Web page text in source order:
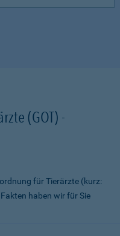
(GOT) -
für Tierärzte (kurz:
haben wir für Sie